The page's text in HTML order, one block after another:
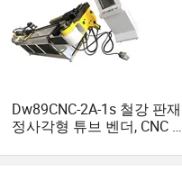
Dw89CNC-2A-1s 철강 판재
정사각형 튜브 벤더, CNC 완
기계